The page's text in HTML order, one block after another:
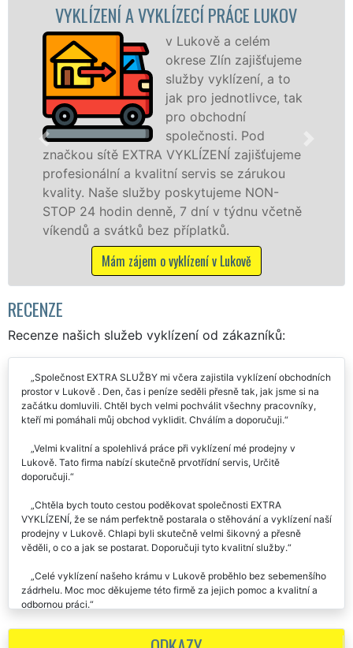
PRÁCE LUKOV
Lukově a celém
Zlín zajišťujeme
vyklízení, a to
pro jednotlivce, tak
obchodní
Pod
zajišťujeme
servis se zárukou
NON-
7 dní v týdnu včetně
příplatků.
VYKLÍZECÍ PRÁCE
v Lukově a okolí.
jak fyzickým, tak
zárukou kvalitně
STOP bez dalších
Mám zájem o
RECENZE
Recenze našich služeb vyklízení od zákazníků:
Společnost EXTRA SLUŽBY mi včera zajistila vyklízení obchodních
prostor v Lukově . Den, čas i peníze seděli přesně tak, jak jsme si na
začátku domluvili. Chtěl bych velmi pochválit všechny pracovníky,
kteří mi pomáhali můj obchod vyklidit. Chválím a doporučuji.
Velmi kvalitní a spolehlivá práce při vyklízení mé prodejny v
Lukově. Tato firma nabízí skutečně prvotřídní servis, Určitě
doporučuji.
Chtěla bych touto cestou poděkovat společnosti EXTRA
VYKLÍZENÍ, že se nám perfektně postarala o stěhování a vyklízení naší
prodejny v Lukově. Chlapi byli skutečně velmi šikovný a přesně
věděli, o co a jak se postarat. Doporučuji tyto kvalitní služby.
Celé vyklízení našeho krámu v Lukově proběhlo bez sebemenšího
zádrhelu. Moc moc děkujeme této firmě za jejich pomoc a kvalitní a
odbornou práci.
Předevčírem jsme vyklízeli nepořádek z naší prodejny v Lukově.